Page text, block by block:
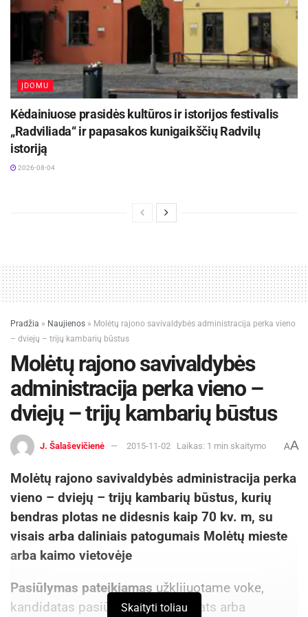
ĮDOMU
Kėdainiuose prasidės kultūros ir istorijos festivalis
„Radviliada“ ir papasakos kunigaikščių Radvilų
istoriją
2026-08-04
Pradžia » Naujienos » Molėtų rajono savivaldybės administracija perka vieno
– dviejų – trijų kambarių būstus
Molėtų rajono savivaldybės
administracija perka vieno –
dviejų – trijų kambarių būstus
J. Šalaševičienė 2015-11-02 Laikas: 1 min skaitymo AA
Molėtų rajono savivaldybės administracija perka
vieno – dviejų – trijų kambarių būstus, kurių
bendras plotas ne didesnis kaip 70 kv. m, su
visais arba daliniais patogumais Molėtų mieste
arba kaimo vietovėje
Pasiūlymas pateikiamas užklijuotame voke,
kandidatas pasiūlymą pateikia pats arba
Skaityti toliau